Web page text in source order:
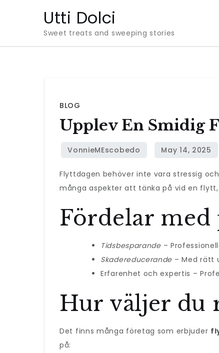
Utti Dolci
Sweet treats and sweeping stories
BLOG
Upplev En Smidig
Flyttdagen behöver inte vara stressig
många aspekter att tänka på vid en
Fördelar
Tidsbesparande–
Skadereducerande – Med rätt
Erfarenhet och expertis –
Hur väljer du
Det finns många företag som erbjuder
på: